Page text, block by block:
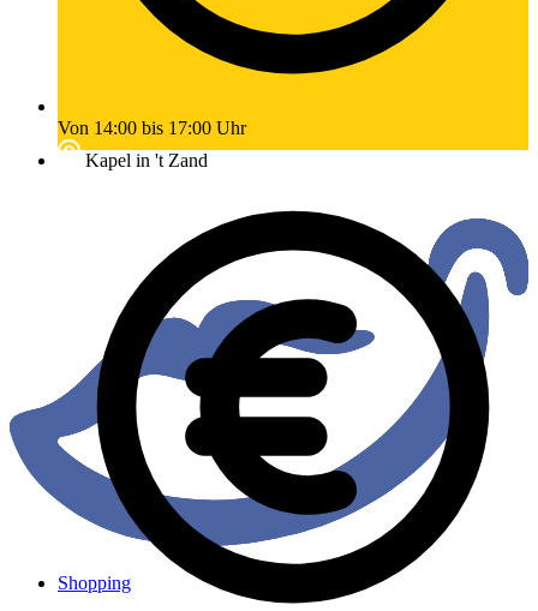
Shopping
Von 14:00 bis 17:00 Uhr
Kapel in 't Zand